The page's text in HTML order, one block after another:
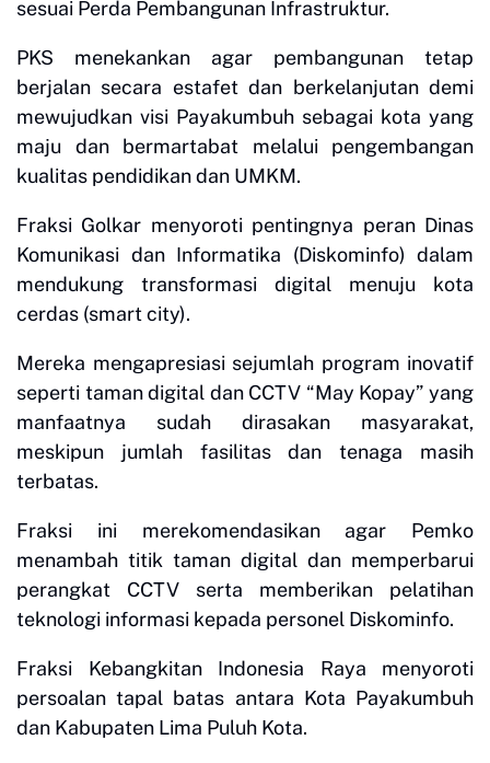
sesuai Perda Pembangunan Infrastruktur.
PKS menekankan agar pembangunan tetap
berjalan secara estafet dan berkelanjutan demi
mewujudkan visi Payakumbuh sebagai kota yang
maju dan bermartabat melalui pengembangan
kualitas pendidikan dan UMKM.
Fraksi Golkar menyoroti pentingnya peran Dinas
Komunikasi dan Informatika (Diskominfo) dalam
mendukung transformasi digital menuju kota
cerdas (smart city).
Mereka mengapresiasi sejumlah program inovatif
seperti taman digital dan CCTV “May Kopay” yang
manfaatnya sudah dirasakan masyarakat,
meskipun jumlah fasilitas dan tenaga masih
terbatas.
Fraksi ini merekomendasikan agar Pemko
menambah titik taman digital dan memperbarui
perangkat CCTV serta memberikan pelatihan
teknologi informasi kepada personel Diskominfo.
Fraksi Kebangkitan Indonesia Raya menyoroti
persoalan tapal batas antara Kota Payakumbuh
dan Kabupaten Lima Puluh Kota.